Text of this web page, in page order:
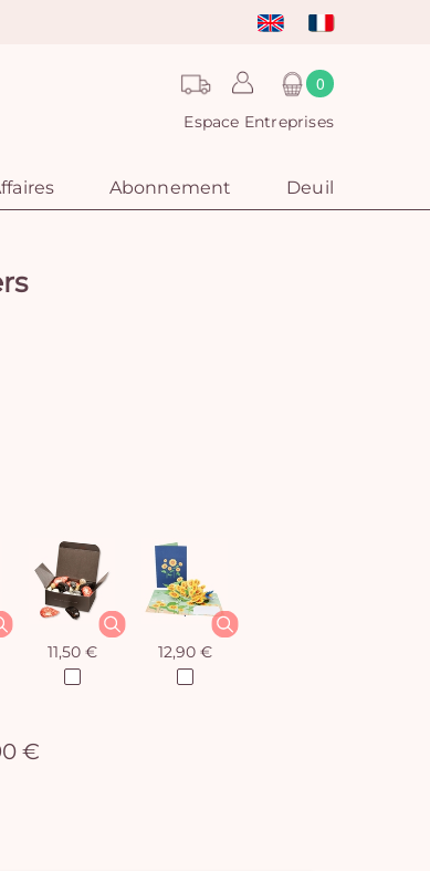
0
Espace Entreprises
Abonnement Deuil
€
11,50 € 12,90 €